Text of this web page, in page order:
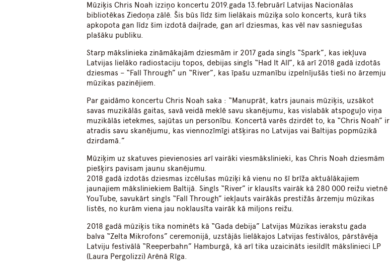
Mūziķis Chris Noah izziņo koncertu 2019.gada 13.februārī Latvijas Nacionālas
bibliotēkas Ziedoņa zālē. Šis būs līdz šim lielākais mūziķa solo koncerts, kurā tiks
apkopota gan līdz šim izdotā daiļrade, gan arī dziesmas, kas vēl nav sasniegušas
plašāku publiku.
Starp mākslinieka zināmākajām dziesmām ir 2017 gada singls “Spark”, kas iekļuva
Latvijas lielāko radiostaciju topos, debijas singls “Had It All”, kā arī 2018 gadā izdotās
dziesmas – “Fall Through” un “River”, kas īpašu uzmanību izpelnījušās tieši no ārzemju
mūzikas pazinējiem.
Par gaidāmo koncertu Chris Noah saka : “Manuprāt, katrs jaunais mūziķis, uzsākot
savas muzikālās gaitas, savā veidā meklē savu skanējumu, kas vislabāk atspoguļo viņa
muzikālās ietekmes, sajūtas un personību. Koncertā varēs dzirdēt to, ka “Chris Noah” ir
atradis savu skanējumu, kas viennozīmīgi atšķiras no Latvijas vai Baltijas popmūzikā
dzirdamā.”
Mūziķim uz skatuves pievienosies arī vairāki viesmākslinieki, kas Chris Noah dziesmām
piešķirs pavisam jaunu skanējumu.
2018 gadā izdotās dziesmas izcēlušas mūziķi kā vienu no šī brīža aktuālākajiem
jaunajiem māksliniekiem Baltijā. Singls “River” ir klausīts vairāk kā 280 000 reižu vietnē
YouTube, savukārt singls “Fall Through” iekļauts vairākās prestižās ārzemju mūzikas
listēs, no kurām viena jau noklausīta vairāk kā miljons reižu.
2018 gadā mūziķis tika nominēts kā “Gada debija” Latvijas Mūzikas ierakstu gada
balva “Zelta Mikrofons” ceremonijā, uzstājās lielākajos Latvijas festivālos, pārstāvēja
Latviju festivālā “Reeperbahn” Hamburgā, kā arī tika uzaicināts iesildīt mākslinieci LP
(Laura Pergolizzi) Arēnā Rīga.